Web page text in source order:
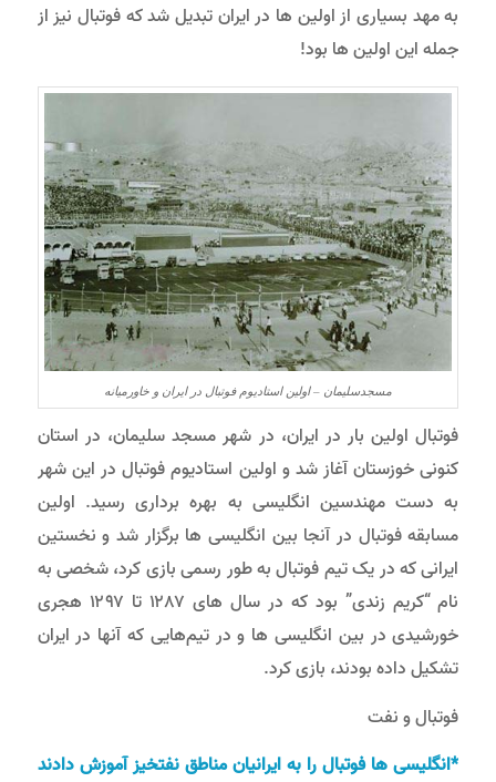
به مهد بسیاری از اولین ها در ایران تبدیل شد كه فوتبال نیز از
جمله این اولین ها بود!
مسجدسلیمان – اولین استادیوم فوتبال در ایران و خاورمیانه
فوتبال اولین بار در ایران، در شهر مسجد سلیمان، در استان
کنونی خوزستان آغاز شد و اولین استادیوم فوتبال در این شهر
به دست مهندسین انگلیسی به بهره برداری رسید. اولین
مسابقه فوتبال در آنجا بین انگلیسی ها برگزار شد و نخستین
ایرانی که در یک تیم فوتبال به طور رسمی بازی کرد، شخصی به
نام “کریم زندی” بود که در سال های ۱۲۸۷ تا ۱۲۹۷ هجری
خورشیدی در بین انگلیسی ‌ها و در تیم‌هایی که آنها در ایران
تشکیل داده بودند، بازی کرد.
فوتبال و نفت
*انگلیسی ها فوتبال را به ایرانیان مناطق نفتخیز آموزش دادند